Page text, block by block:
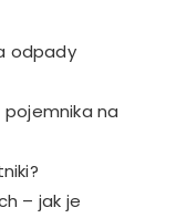
odpady
na
– jak je